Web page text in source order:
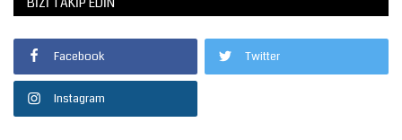
Facebook Twitter
Instagram